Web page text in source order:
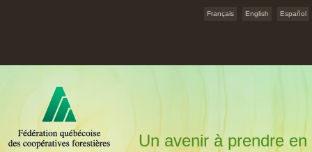
Français English Español
Un avenir à prendre en